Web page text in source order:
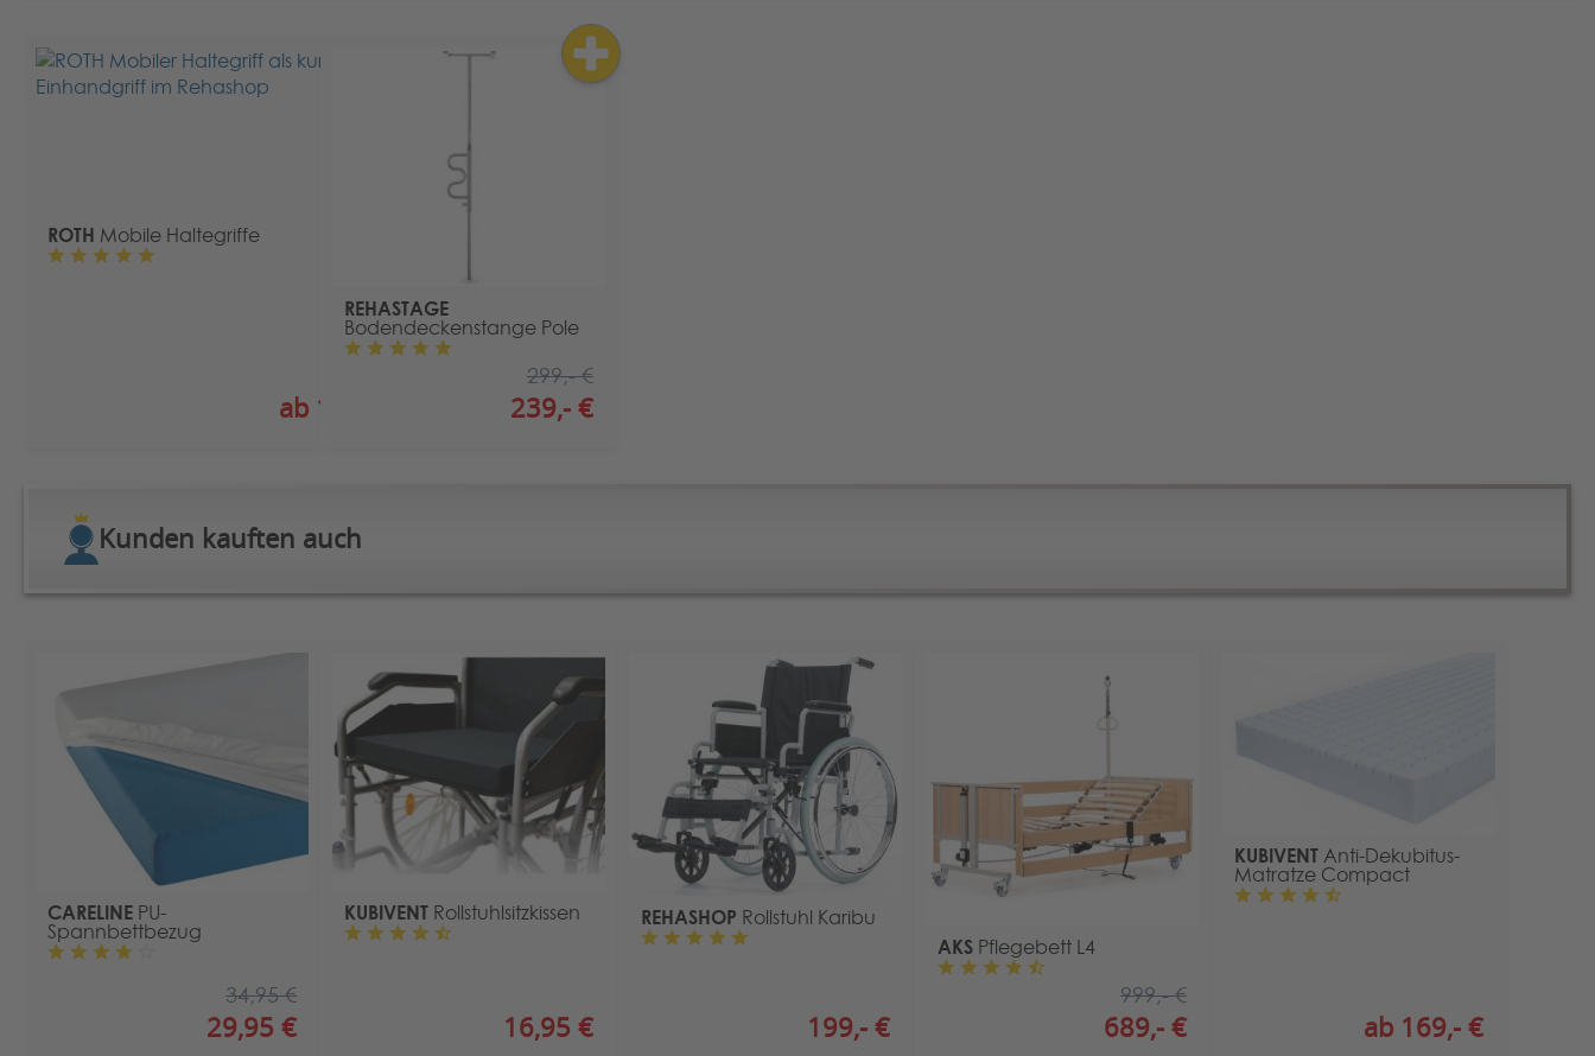
ROTH Mobile Haltegriffe
ab 109,- €
REHASTAGE
Bodendeckenstange Pole
239,- €
299,- €
Kunden kauften auch
CARELINE PU-
Spannbettbezug
29,95 €
34,95 €
KUBIVENT Rollstuhlsitzkissen
16,95 €
REHASHOP Rollstuhl Karibu
199,- €
AKS Pflegebett L4
689,- €
999,- €
KUBIVENTAnti-Dekubitus-
Matratze Compact
ab 169,- €